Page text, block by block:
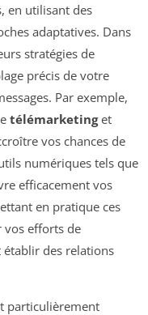
en utilisant des
adaptatives. Dans
stratégies de
précis de votre
Par exemple,
télémarketinget
vos chances de
numériques tels que
efficacement vos
en pratique ces
vos efforts de
établir des relations
particulièrement